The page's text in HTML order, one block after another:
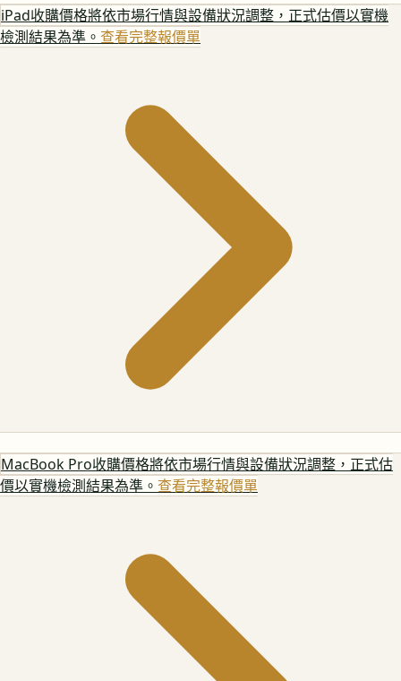
iPad收購價格將依市場行情與設備狀況調整，正式估價以實機
檢測結果為準。 查看完整報價單
MacBook Pro收購價格將依市場行情與設備狀況調整，正式估
價以實機檢測結果為準。 查看完整報價單